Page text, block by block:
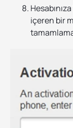
içeren bir